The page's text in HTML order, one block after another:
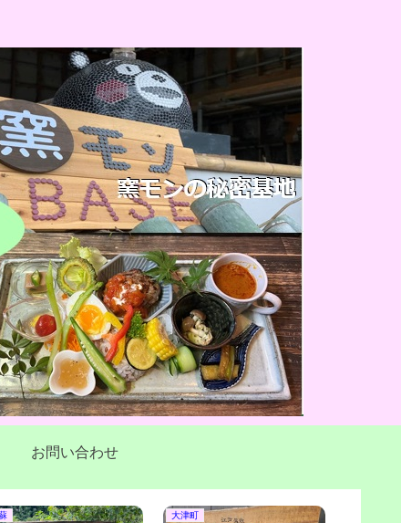
お問い合わせ
大津町